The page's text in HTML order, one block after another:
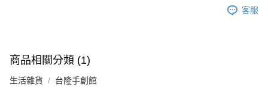
客服
商品相關分類 (1)
生活雜貨 台隆手創館